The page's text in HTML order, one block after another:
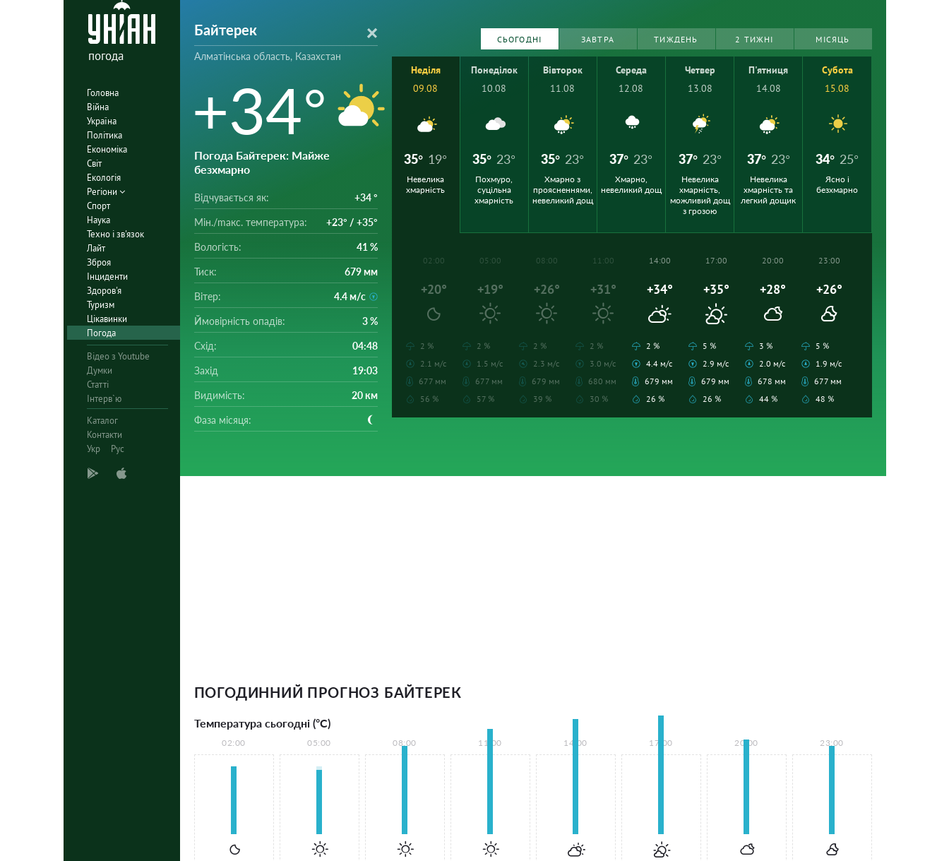
погода
Головна
Війна
Україна
Політика
Економіка
Світ
Екологія
Регіони
Спорт
Наука
Техно і зв'язок
Лайт
Зброя
Інциденти
Здоров'я
Туризм
Цікавинки
Погода
Відео з Youtube
Думки
Статті
Інтерв`ю
Каталог
Контакти
Укр
Рус
Байтерек
Алматінська область, Казахстан
+34°
Погода Байтерек: Майже
безхмарно
Відчувається як: +34 °
Мін./mакс. температура: +23° / +35°
Вологість: 41 %
Тиск: 679 мм
Вітер: 4.4 м/с
Ймовірність опадів: 3 %
Схід: 04:48
Захід 19:03
Видимість: 20 км
Фаза місяця:
СЬОГОДНІ ЗАВТРА ТИЖДЕНЬ 2 ТИЖНІ МІСЯЦЬ
Неділя
09.08
35° 19°
Невелика
хмарність
Понеділок
10.08
35° 23°
Похмуро,
суцільна
хмарність
Вівторок
11.08
35° 23°
Хмарно з
проясненнями,
невеликий дощ
Середа
12.08
37° 23°
Хмарно,
невеликий дощ
Четвер
13.08
37° 23°
Невелика
хмарність,
можливий дощ
з грозою
П'ятниця
14.08
37° 23°
Невелика
хмарність та
легкий дощик
Субота
15.08
34° 25°
Ясно і
безхмарно
02:00
+20°
2 %
2.1 м/с
677 мм
56 %
05:00
+19°
2 %
1.5 м/с
677 мм
57 %
08:00
+26°
2 %
2.3 м/с
679 мм
39 %
11:00
+31°
2 %
3.0 м/с
680 мм
30 %
14:00
+34°
2 %
4.4 м/с
679 мм
26 %
17:00
+35°
5 %
2.9 м/с
679 мм
26 %
20:00
+28°
3 %
2.0 м/с
678 мм
44 %
23:00
+26°
5 %
1.9 м/с
677 мм
48 %
ПОГОДИННИЙ ПРОГНОЗ БАЙТЕРЕК
Температура сьогодні (°С)
02:00 05:00 08:00 11:00 14:00 17:00 20:00 23:00